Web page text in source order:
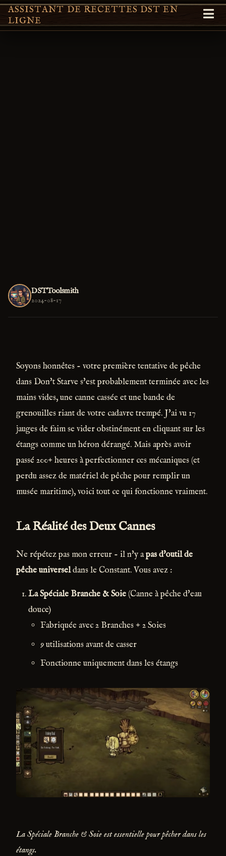
ASSISTANT DE RECETTES DST EN
LIGNE
DSTToolsmith
2024-08-17
Soyons honnêtes - votre première tentative de pêche
dans Don't Starve s'est probablement terminée avec les
mains vides, une canne cassée et une bande de
grenouilles riant de votre cadavre trempé. J'ai vu 17
jauges de faim se vider obstinément en cliquant sur les
étangs comme un héron dérangé. Mais après avoir
passé 200+ heures à perfectionner ces mécaniques (et
perdu assez de matériel de pêche pour remplir un
musée maritime), voici tout ce qui fonctionne vraiment.
La Réalité des Deux Cannes
Ne répétez pas mon erreur - il n'y apas d'outil de
pêche universeldans le Constant. Vous avez :
La Spéciale Branche & Soie (Canne à pêche d'eau
douce)
Fabriquée avec 2 Branches + 2 Soies
9 utilisations avant de casser
Fonctionne uniquement dans les étangs
La Spéciale Branche & Soie est essentielle pour pêcher dans les
étangs.